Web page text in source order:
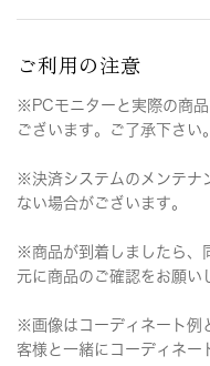
ご利用の注意
※PCモニターと実際の商
ございます。ご了承下さい。
※決済システムのメンテナ
ない場合がございます。
※商品が到着しましたら、
元に商品のご確認をお願い
※画像はコーディネート例
客様と一緒にコーディネー